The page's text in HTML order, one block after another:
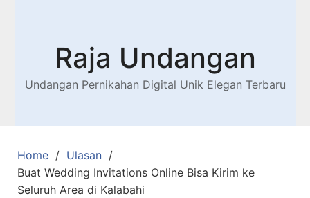
Raja Undangan
Undangan Pernikahan Digital Unik Elegan Terbaru
Home
Ulasan
Buat Wedding Invitations Online Bisa Kirim ke
Seluruh Area di Kalabahi